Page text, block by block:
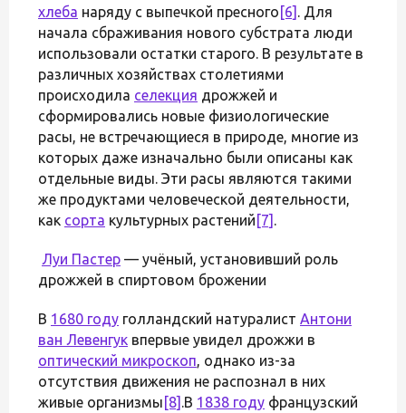
хлеба наряду с выпечкой пресного [6] . Для
начала сбраживания нового субстрата люди
использовали остатки старого. В результате в
различных хозяйствах столетиями
происходила селекция дрожжей и
сформировались новые физиологические
расы, не встречающиеся в природе, многие из
которых даже изначально были описаны как
отдельные виды. Эти расы являются такими
же продуктами человеческой деятельности,
как сорта культурных растений [7] .
Луи Пастер — учёный, установивший роль
дрожжей в спиртовом брожении
В 1680 году голландский натуралист Антони
ван Левенгук впервые увидел дрожжи в
оптический микроскоп, однако из-за
отсутствия движения не распознал в них
живые организмы [8] .В 1838 году французский